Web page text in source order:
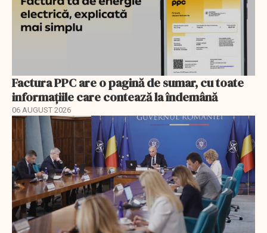
Factura PPC are o pagină de sumar, cu toate
informațiile care contează la îndemână
06 AUGUST 2026